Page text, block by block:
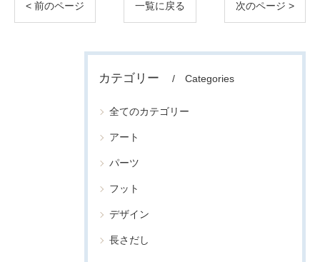
< 前のページ 一覧に戻る 次のページ >
カテゴリー Categories
全てのカテゴリー
アート
パーツ
フット
デザイン
長さだし